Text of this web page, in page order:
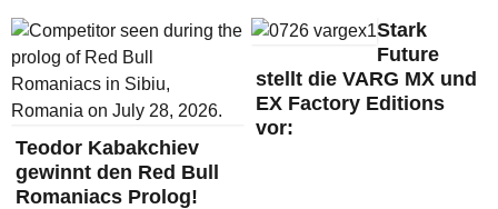
Teodor Kabakchiev
gewinnt den Red Bull
Romaniacs Prolog!
Stark
Future
stellt die VARG MX und
EX Factory Editions
vor: